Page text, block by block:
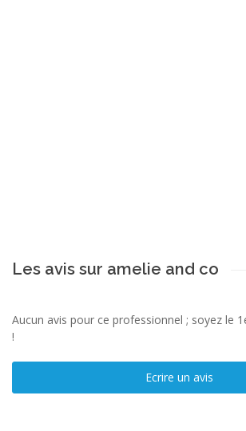
Les avis sur amelie and co
Aucun avis pour ce professionnel ; soyez le
!
Ecrire un avis